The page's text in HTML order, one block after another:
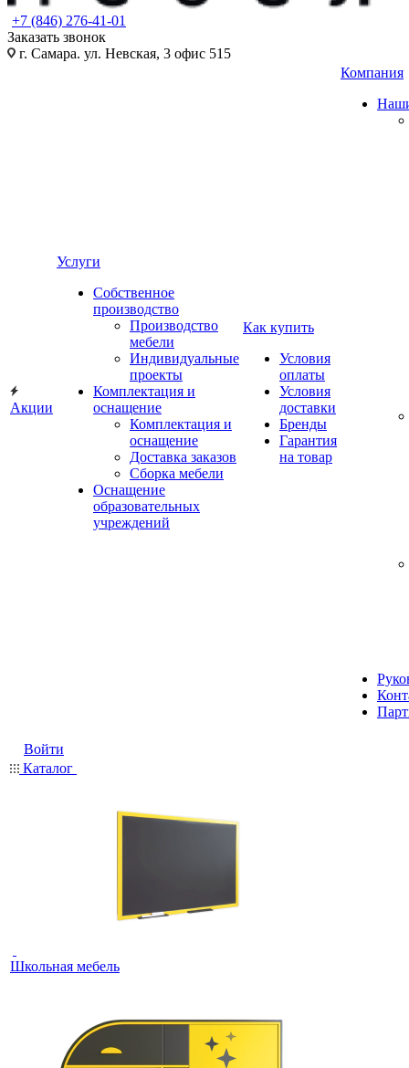
+7 (846) 276-41-01
Заказать звонок
г. Самара. ул. Невская, 3 офис 515
Акции
Услуги
Собственное
производство
Производство
мебели
Индивидуальные
проекты
Комплектация и
оснащение
Комплектация и
оснащение
Доставка заказов
Сборка мебели
Оснащение
образовательных
учреждений
Как купить
Условия
оплаты
Условия
доставки
Бренды
Гарантия
на товар
Компания
Войти
Каталог
Школьная мебель